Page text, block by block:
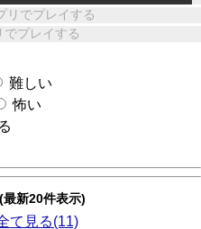
リでプレイする
プレイする
難しい
怖い
新20件表示)
て見る(11)